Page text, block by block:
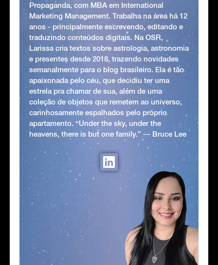
Propaganda, com MBA em International
Marketing Management. Trabalha na área há 12
anos - principalmente escrevendo, editando e
traduzindo conteúdos digitais. Na OSR,
Larissa cria textos sobre astrologia, astronomia
e presentes desde 2018, trazendo novidades
semanalmente para o blog brasileiro. Ela é tão
apaixonada pelo céu, que decidiu ter uma
estrela pra chamar de sua, além de uma
coleção de objetos que remetem ao universo,
carinhosamente espalhados pelo próprio
apartamento. “Under the sky, under the
heavens, there is but one family.” ― Bruce Lee